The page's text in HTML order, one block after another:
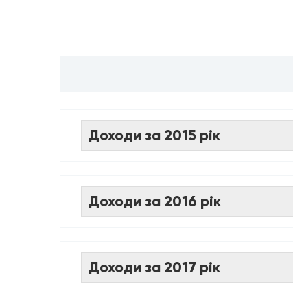
Доходи за 2015 рік
Доходи за 2016 рік
Доходи за 2017 рік